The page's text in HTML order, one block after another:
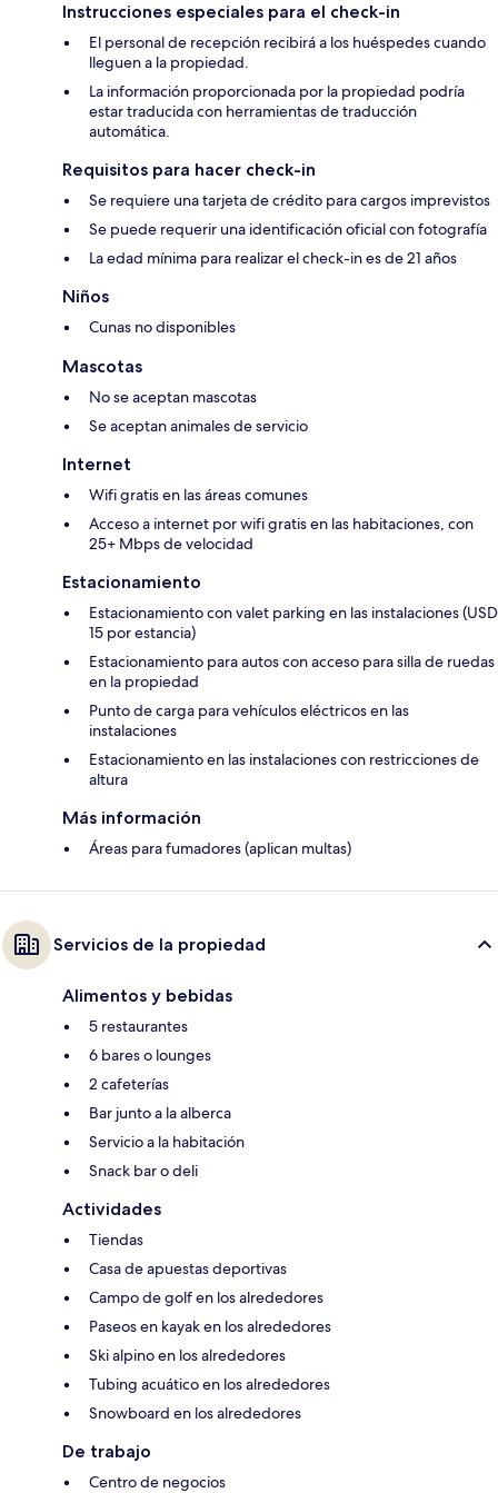
Instrucciones especiales para el check-in
El personal de recepción recibirá a los huéspedes cuando
lleguen a la propiedad.
La información proporcionada por la propiedad podría
estar traducida con herramientas de traducción
automática.
Requisitos para hacer check-in
Se requiere una tarjeta de crédito para cargos imprevistos
Se puede requerir una identificación oficial con fotografía
La edad mínima para realizar el check-in es de 21 años
Niños
Cunas no disponibles
Mascotas
No se aceptan mascotas
Se aceptan animales de servicio
Internet
Wifi gratis en las áreas comunes
Acceso a internet por wifi gratis en las habitaciones, con
25+ Mbps de velocidad
Estacionamiento
Estacionamiento con valet parking en las instalaciones (USD
15 por estancia)
Estacionamiento para autos con acceso para silla de ruedas
en la propiedad
Punto de carga para vehículos eléctricos en las
instalaciones
Estacionamiento en las instalaciones con restricciones de
altura
Más información
Áreas para fumadores (aplican multas)
Servicios de la propiedad
Alimentos y bebidas
5 restaurantes
6 bares o lounges
2 cafeterías
Bar junto a la alberca
Servicio a la habitación
Snack bar o deli
Actividades
Tiendas
Casa de apuestas deportivas
Campo de golf en los alrededores
Paseos en kayak en los alrededores
Ski alpino en los alrededores
Tubing acuático en los alrededores
Snowboard en los alrededores
De trabajo
Centro de negocios